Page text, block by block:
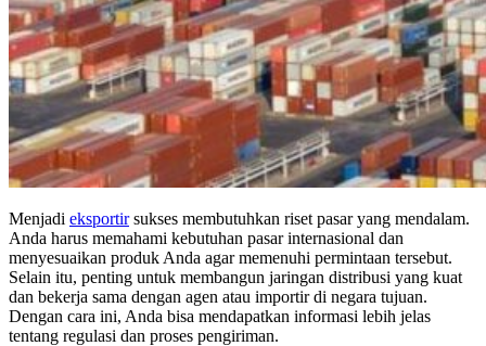
Menjadi eksportirsukses membutuhkan riset pasar yang mendalam.
Anda harus memahami kebutuhan pasar internasional dan
menyesuaikan produk Anda agar memenuhi permintaan tersebut.
Selain itu, penting untuk membangun jaringan distribusi yang kuat
dan bekerja sama dengan agen atau importir di negara tujuan.
Dengan cara ini, Anda bisa mendapatkan informasi lebih jelas
tentang regulasi dan proses pengiriman.